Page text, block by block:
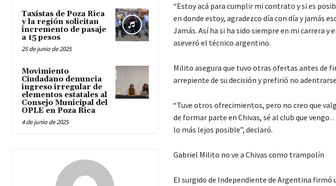
Taxistas de Poza Rica
y la región solicitan
incremento de pasaje
a 15 pesos
25 de junio de 2025
Movimiento
Ciudadano denuncia
ingreso irregular de
elementos estatales al
Consejo Municipal del
OPLE en Poza Rica
4 de junio de 2025
“Estoy acá para cumplir mi contrato y si es
en donde estoy, agradezco día con día y jamás
Jamás. Así ha si ha sido siempre en mi carrera
aseveró el técnico argentino.
Milito asegura que tuvo otras ofertas antes de
arrepiente de su decisión y prefirió no
“Tuve otros ofrecimientos, pero no creo que
de formar parte en Chivas, sé al club que
lo más lejos posible”, declaró.
Gabriel Milito no ve a Chivas como trampolín
El surgido de Independiente de Argentina firmó